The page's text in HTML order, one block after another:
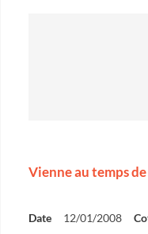
Vienne au temps
Date 12/01/2008